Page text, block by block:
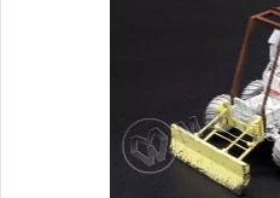
Инструмент для
Материалы для
Литература для
Готовые модели